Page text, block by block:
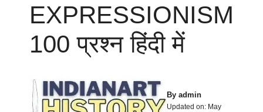
EXPRESSIONISM
100 प्रश्न हिंदी में
Byadmin
Updated on: May